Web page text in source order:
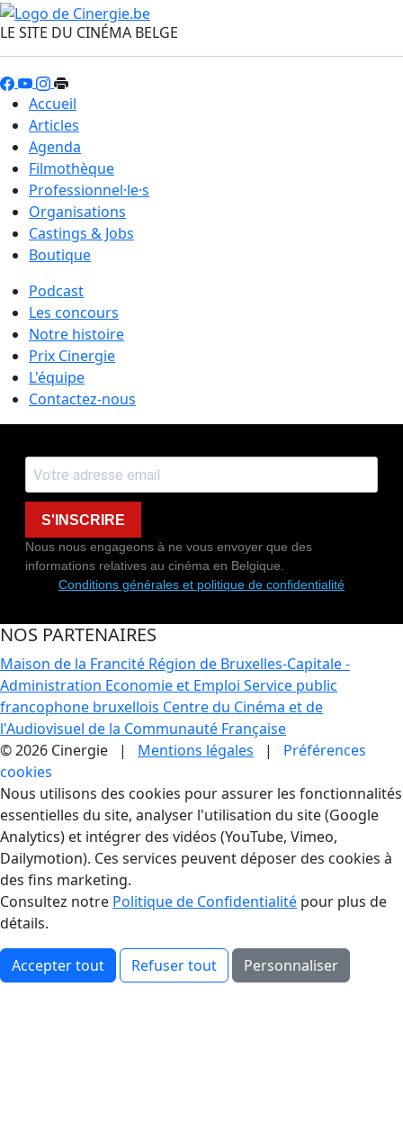
LE SITE DU CINÉMA BELGE
Accueil
Articles
Agenda
Filmothèque
Professionnel·le·s
Organisations
Castings & Jobs
Boutique
Podcast
Les concours
Notre histoire
Prix Cinergie
L'équipe
Contactez-nous
S'INSCRIRE
Nous nous engageons à ne vous envoyer que des
informations relatives au cinéma en Belgique.
Conditions générales et politique de confidentialité
NOS PARTENAIRES
Maison de la Francité Région de Bruxelles-Capitale -
Administration Economie et Emploi Service public
francophone bruxellois Centre du Cinéma et de
l'Audiovisuel de la Communauté Française
© 2026 Cinergie | Mentions légales | Préférences
cookies
Gestion des Cookies
Nous utilisons des cookies pour assurer les fonctionnalités
essentielles du site, analyser l'utilisation du site (Google
Analytics) et intégrer des vidéos (YouTube, Vimeo,
Dailymotion). Ces services peuvent déposer des cookies à
des fins marketing.
Consultez notre Politique de Confidentialité pour plus de
détails.
Accepter tout Refuser tout Personnaliser